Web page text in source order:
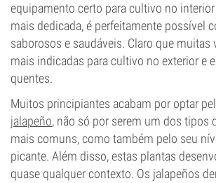
equipamento certo para cultivo no
mais dedicada, é perfeitamente possível
saborosos e saudáveis. Claro que muitas
mais indicadas para cultivo no exterior e
quentes.
Muitos principiantes acabam por optar
jalapeño, não só por serem um dos tipos
mais comuns, como também pelo seu
picante. Além disso, estas plantas
quase qualquer contexto. Os jalapeños